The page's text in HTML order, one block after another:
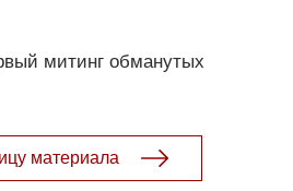
митинг обманутых
материала